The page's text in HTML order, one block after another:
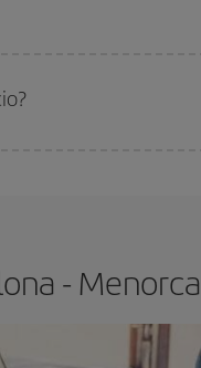
- Menorca